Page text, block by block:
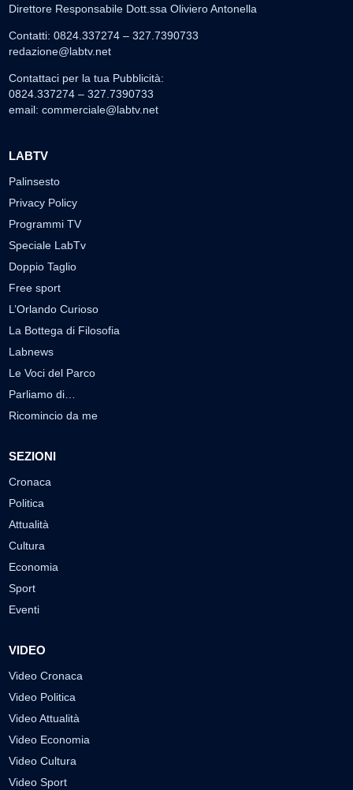
Direttore Responsabile Dott.ssa Oliviero Antonella
Contatti: 0824.337274 – 327.7390733
redazione@labtv.net
Contattaci per la tua Pubblicità:
0824.337274 – 327.7390733
email: commerciale@labtv.net
LABTV
Palinsesto
Privacy Policy
Programmi TV
Speciale LabTv
Doppio Taglio
Free sport
L’Orlando Curioso
La Bottega di Filosofia
Labnews
Le Voci del Parco
Parliamo di…
Ricomincio da me
SEZIONI
Cronaca
Politica
Attualità
Cultura
Economia
Sport
Eventi
VIDEO
Video Cronaca
Video Politica
Video Attualità
Video Economia
Video Cultura
Video Sport